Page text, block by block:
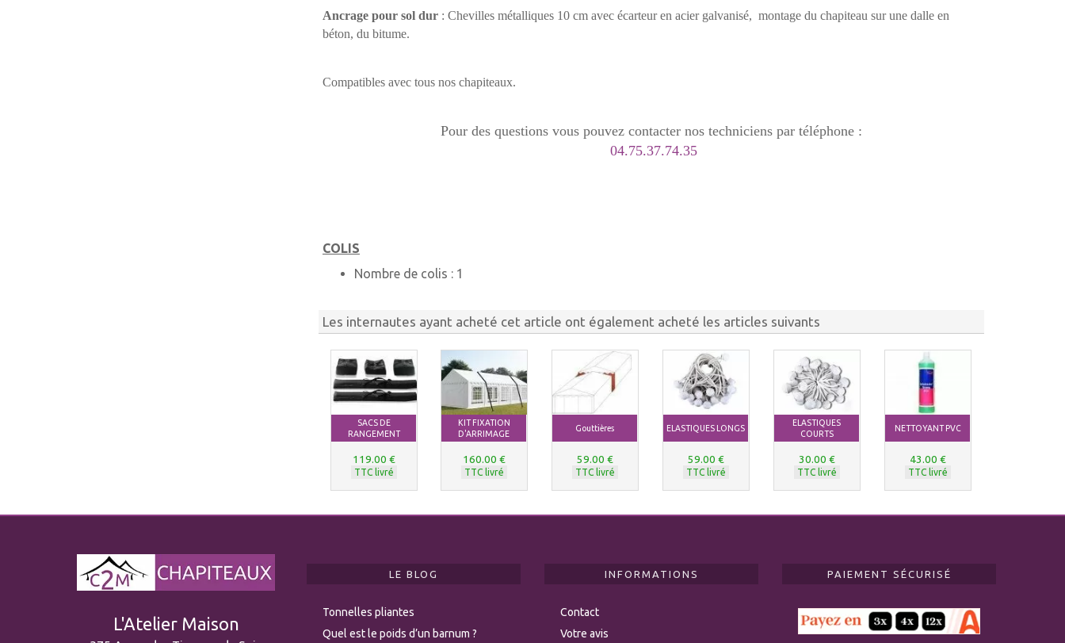
Ancrage pour sol dur : Chevilles métalliques 10 cm avec écarteur en acier galvanisé, montage du chapiteau sur une dalle en
béton, du bitume.
Compatibles avec tous nos chapiteaux.
Pour des questions vous pouvez contacter nos techniciens par téléphone :
04.75.37.74.35
COLIS
Nombre de colis : 1
Les internautes ayant acheté cet article ont également acheté les articles suivants
SACS DE
RANGEMENT
119.00 €
TTC livré
KIT FIXATION
D'ARRIMAGE
160.00 €
TTC livré
Gouttières
59.00 €
TTC livré
ELASTIQUES LONGS
59.00 €
TTC livré
ELASTIQUES
COURTS
30.00 €
TTC livré
NETTOYANT PVC
43.00 €
TTC livré
L'Atelier Maison
LE BLOG
Tonnelles pliantes
Quel est le poids d’un barnum ?
INFORMATIONS
Contact
Votre avis
PAIEMENT SÉCURISÉ